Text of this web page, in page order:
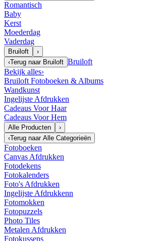
Romantisch
Baby
Kerst
Moederdag
Vaderdag
Bruiloft
›
‹Terug naar Bruiloft Bruiloft
Bekijk alles›
Bruiloft Fotoboeken & Albums
Wandkunst
Ingelijste Afdrukken
Cadeaus Voor Haar
Cadeaus Voor Hem
Alle Producten
›
‹Terug naar Alle Categorieën
Fotoboeken
Canvas Afdrukken
Fotodekens
Fotokalenders
Foto's Afdrukken
Ingelijste Afdrukkenn
Fotomokken
Fotopuzzels
Photo Tiles
Metalen Afdrukken
Fotokussens